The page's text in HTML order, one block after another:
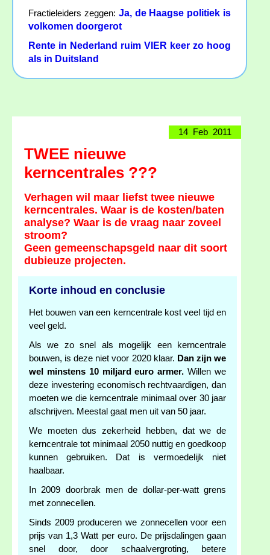
Fractieleiders zeggen: Ja, de Haagse politiek is
volkomen doorgerot
Rente in Nederland ruim VIER keer zo hoog
als in Duitsland
14 Feb 2011
TWEE nieuwe
kerncentrales ???
Verhagen wil maar liefst twee nieuwe
kerncentrales. Waar is de kosten/baten
analyse? Waar is de vraag naar zoveel
stroom?
Geen gemeenschapsgeld naar dit soort
dubieuze projecten.
Korte inhoud en conclusie
Het bouwen van een kerncentrale kost veel tijd en
veel geld.
Als we zo snel als mogelijk een kerncentrale
bouwen, is deze niet voor 2020 klaar. Dan zijn we
wel minstens 10 miljard euro armer. Willen we
deze investering economisch rechtvaardigen, dan
moeten we die kerncentrale minimaal over 30 jaar
afschrijven. Meestal gaat men uit van 50 jaar.
We moeten dus zekerheid hebben, dat we de
kerncentrale tot minimaal 2050 nuttig en goedkoop
kunnen gebruiken. Dat is vermoedelijk niet
haalbaar.
In 2009 doorbrak men de dollar-per-watt grens
met zonnecellen.
Sinds 2009 produceren we zonnecellen voor een
prijs van 1,3 Watt per euro. De prijsdalingen gaan
snel door, door schaalvergroting, betere